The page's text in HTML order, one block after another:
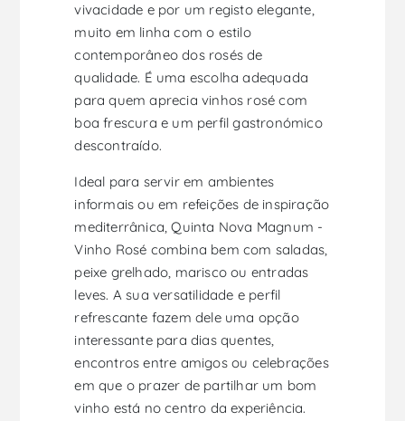
vivacidade e por um registo elegante,
muito em linha com o estilo
contemporâneo dos rosés de
qualidade. É uma escolha adequada
para quem aprecia vinhos rosé com
boa frescura e um perfil gastronómico
descontraído.
Ideal para servir em ambientes
informais ou em refeições de inspiração
mediterrânica, Quinta Nova Magnum -
Vinho Rosé combina bem com saladas,
peixe grelhado, marisco ou entradas
leves. A sua versatilidade e perfil
refrescante fazem dele uma opção
interessante para dias quentes,
encontros entre amigos ou celebrações
em que o prazer de partilhar um bom
vinho está no centro da experiência.